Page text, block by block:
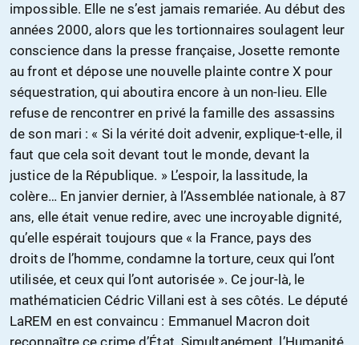
impossible. Elle ne s’est jamais remariée. Au début des
années 2000, alors que les tortionnaires soulagent leur
conscience dans la presse française, Josette remonte
au front et dépose une nouvelle plainte contre X pour
séquestration, qui aboutira encore à un non-lieu. Elle
refuse de rencontrer en privé la famille des assassins
de son mari : « Si la vérité doit advenir, explique-t-elle, il
faut que cela soit devant tout le monde, devant la
justice de la République. » L’espoir, la lassitude, la
colère… En janvier dernier, à l’Assemblée nationale, à 87
ans, elle était venue redire, avec une incroyable dignité,
qu’elle espérait toujours que « la France, pays des
droits de l’homme, condamne la torture, ceux qui l’ont
utilisée, et ceux qui l’ont autorisée ». Ce jour-là, le
mathématicien Cédric Villani est à ses côtés. Le député
LaREM en est convaincu : Emmanuel Macron doit